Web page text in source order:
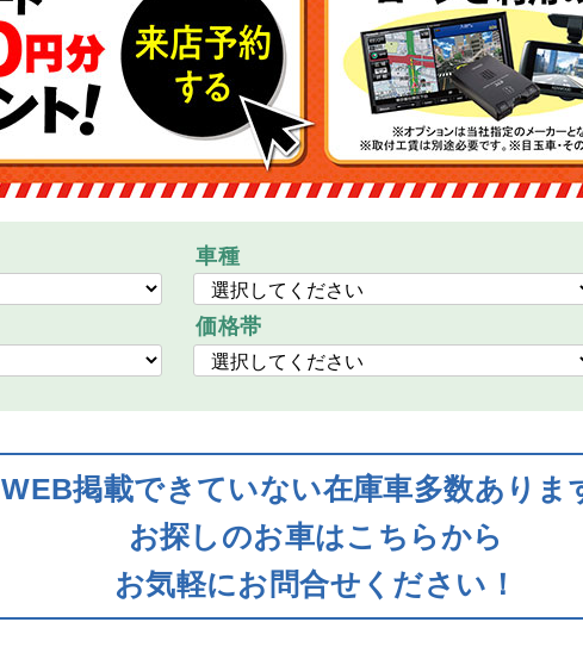
車種
価格帯
WEB掲載できていない在庫車多数ありま
お探しのお車はこちらから
お気軽にお問合せください！